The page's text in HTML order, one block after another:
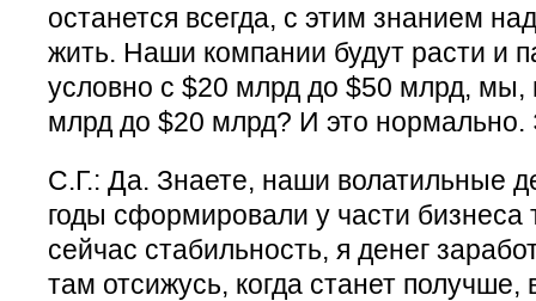
останется всегда, с этим знанием
жить. Наши компании будут расти и
условно с $20 млрд до $50 млрд,
млрд до $20 млрд? И это нормально.
С.Г.: Да. Знаете, наши волатильные
годы сформировали у части
сейчас стабильность, я денег
там отсижусь, когда станет получше,